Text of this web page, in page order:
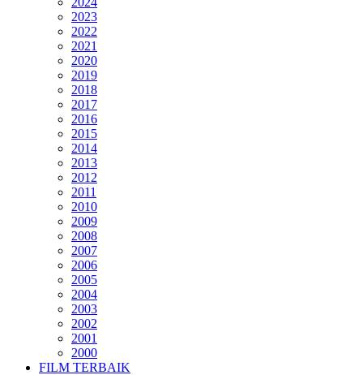
2023
2022
2021
2020
2019
2018
2017
2016
2015
2014
2013
2012
2011
2010
2009
2008
2007
2006
2005
2004
2003
2002
2001
2000
FILM TERBAIK